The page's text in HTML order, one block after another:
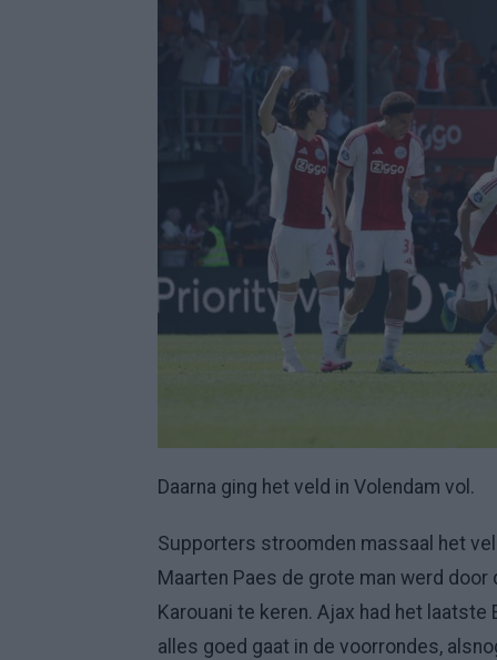
Daarna ging het veld in Volendam vol.
Supporters stroomden massaal het
Maarten Paes de grote man werd door
Karouani te keren. Ajax had het
alles goed gaat in de voorrondes,